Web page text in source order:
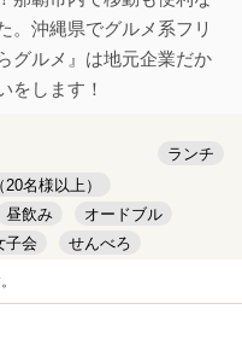
。沖縄県でグルメ系フリ
グルメ』は地元企業だか
をします！
ランチ
20名様以上）
昼飲み
オードブル
子会
せんべろ